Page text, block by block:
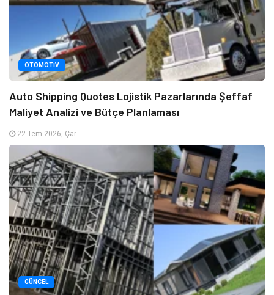
OTOMOTIV
Auto Shipping Quotes Lojistik Pazarlarında Şeffaf
Maliyet Analizi ve Bütçe Planlaması
22 Tem 2026, Çar
GÜNCEL